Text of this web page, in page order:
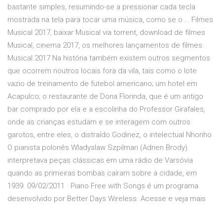
bastante simples, resumindo-se a pressionar cada tecla
mostrada na tela para tocar uma música, como se o … Filmes
Musical 2017, baixar Musical via torrent, download de filmes
Musical, cinema 2017, os melhores lançamentos de filmes.
Musical 2017 Na história também existem outros segmentos
que ocorrem noutros locais fora da vila, tais como o lote
vazio de treinamento de futebol americano; um hotel em
Acapulco; o restaurante de Dona Florinda, que é um antigo
bar comprado por ela e a escolinha do Professor Girafales,
onde as crianças estudam e se interagem com outros
garotos, entre eles, o distraído Godinez, o intelectual Nhonho
O pianista polonês Wladyslaw Szpilman (Adrien Brody)
interpretava peças clássicas em uma rádio de Varsóvia
quando as primeiras bombas caíram sobre a cidade, em
1939. 09/02/2011 · Piano Free with Songs é um programa
desenvolvido por Better Days Wireless. Acesse e veja mais